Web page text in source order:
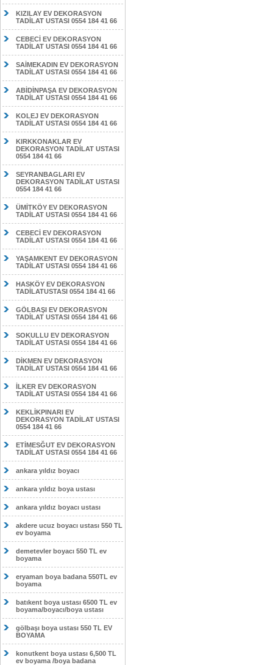
KIZILAY EV DEKORASYON
TADİLAT USTASI 0554 184 41 66
CEBECİ EV DEKORASYON
TADİLAT USTASI 0554 184 41 66
SAİMEKADIN EV DEKORASYON
TADİLAT USTASI 0554 184 41 66
ABİDİNPAŞA EV DEKORASYON
TADİLAT USTASI 0554 184 41 66
KOLEJ EV DEKORASYON
TADİLAT USTASI 0554 184 41 66
KIRKKONAKLAR EV
DEKORASYON TADİLAT USTASI
0554 184 41 66
SEYRANBAGLARI EV
DEKORASYON TADİLAT USTASI
0554 184 41 66
ÜMİTKÖY EV DEKORASYON
TADİLAT USTASI 0554 184 41 66
CEBECİ EV DEKORASYON
TADİLAT USTASI 0554 184 41 66
YAŞAMKENT EV DEKORASYON
TADİLAT USTASI 0554 184 41 66
HASKÖY EV DEKORASYON
TADİLATUSTASI 0554 184 41 66
GÖLBAŞI EV DEKORASYON
TADİLAT USTASI 0554 184 41 66
SOKULLU EV DEKORASYON
TADİLAT USTASI 0554 184 41 66
DİKMEN EV DEKORASYON
TADİLAT USTASI 0554 184 41 66
İLKER EV DEKORASYON
TADİLAT USTASI 0554 184 41 66
KEKLİKPINARI EV
DEKORASYON TADİLAT USTASI
0554 184 41 66
ETİMESĞUT EV DEKORASYON
TADİLAT USTASI 0554 184 41 66
ankara yıldız boyacı
ankara yıldız boya ustası
ankara yıldız boyacı ustası
akdere ucuz boyacı ustası 550 TL
ev boyama
demetevler boyacı 550 TL ev
boyama
eryaman boya badana 550TL ev
boyama
batıkent boya ustası 6500 TL ev
boyama/boyacı/boya ustası
gölbaşı boya ustası 550 TL EV
BOYAMA
konutkent boya ustası 6,500 TL
ev boyama /boya badana